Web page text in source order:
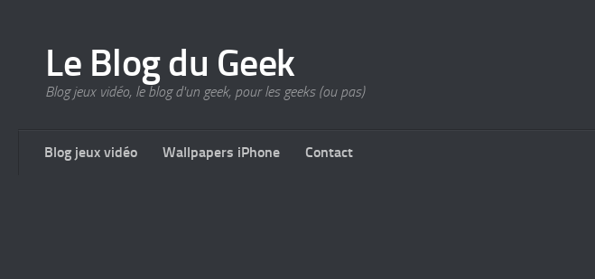
Le Blog du Geek
Blog jeux vidéo, le blog d'un geek, pour les geeks (ou pas)
Blog jeux vidéo Wallpapers iPhone Contact